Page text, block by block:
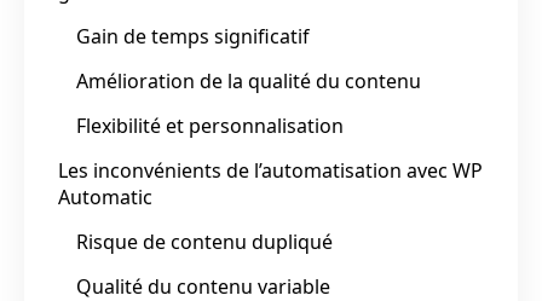
Gain de temps significatif
Amélioration de la qualité du contenu
Flexibilité et personnalisation
Les inconvénients de l’automatisation avec WP
Automatic
Risque de contenu dupliqué
Qualité du contenu variable